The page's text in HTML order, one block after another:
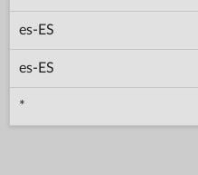
es-ES
es-ES
*